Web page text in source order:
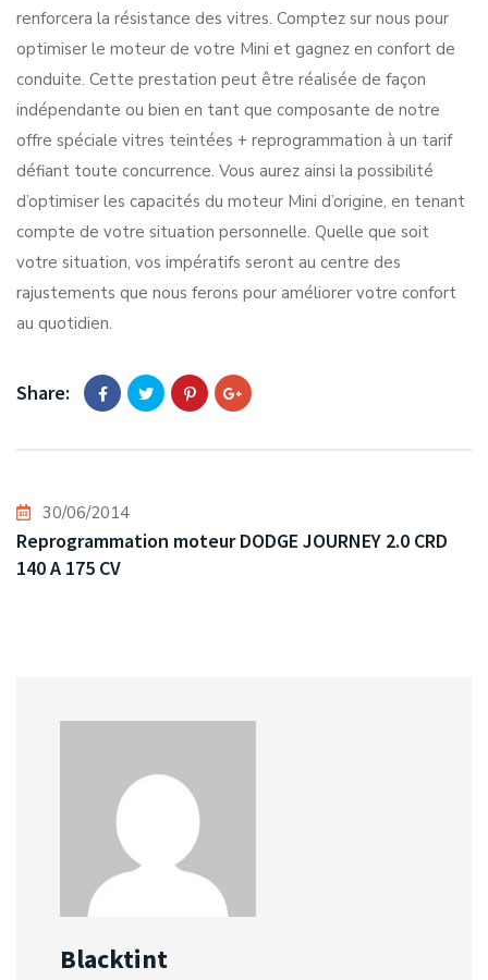
renforcera la résistance des vitres. Comptez sur nous pour
optimiser le moteur de votre Mini et gagnez en confort de
conduite. Cette prestation peut être réalisée de façon
indépendante ou bien en tant que composante de notre
offre spéciale vitres teintées + reprogrammation à un tarif
défiant toute concurrence. Vous aurez ainsi la possibilité
d’optimiser les capacités du moteur Mini d’origine, en tenant
compte de votre situation personnelle. Quelle que soit
votre situation, vos impératifs seront au centre des
rajustements que nous ferons pour améliorer votre confort
au quotidien.
Share:
30/06/2014
Reprogrammation moteur DODGE JOURNEY 2.0 CRD
140 A 175 CV
Blacktint